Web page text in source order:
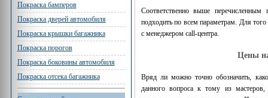
Покраска бамперов
Покраска дверей автомобиля
Покраска крышки багажника
Покраска порогов
Покраска боковины автомобиля
Покраска отсека багажника
Соответственно выше
подходить по всем параметрам. Для
с менеджером call-центра.
Цены
Вряд ли можно точно обозначить,
данного вопроса к тому из